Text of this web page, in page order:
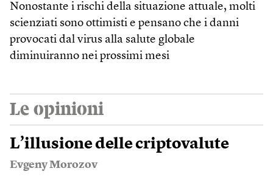
Nonostante i rischi della situazione attuale, molti
scienziati sono ottimisti e pensano che i danni
provocati dal virus alla salute globale
diminuiranno nei prossimi mesi
Le opinioni
L’illusione delle criptovalute
Evgeny Morozov